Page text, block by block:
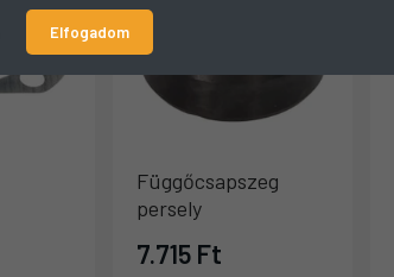
Függőcsapszeg
persely
7.715 Ft
Elfogadom